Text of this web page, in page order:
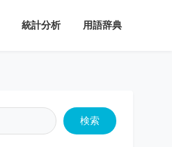
統計分析 用語辞典
検索